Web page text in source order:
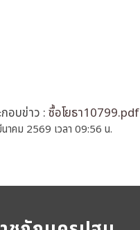
อบข่าว :ซื้อโยธา10799.pdf
าคม 2569 เวลา 09:56 น.